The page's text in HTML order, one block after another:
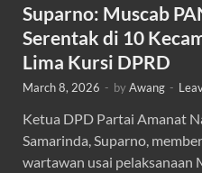
Suparno: Muscab
Serentak di 10
Lima Kursi DPRD
March 8, 2026 - byAwang -
Ketua DPD Partai Amanat
Samarinda, Suparno,
wartawan usai pelaksanaan